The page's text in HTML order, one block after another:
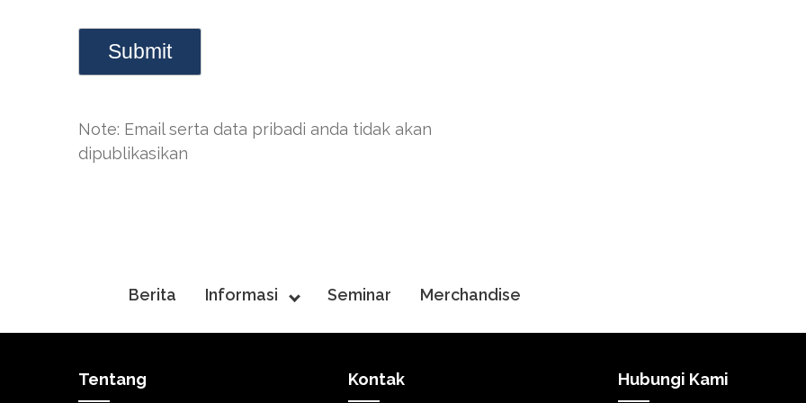
Note: Email serta data pribadi anda tidak akan
dipublikasikan
Berita Informasi Seminar Merchandise
Tentang Kontak Hubungi Kami